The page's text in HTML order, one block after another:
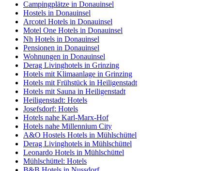
Campingplätze in Donauinsel
Hostels in Donauinsel
Arcotel Hotels in Donauinsel
Motel One Hotels in Donauinsel
Nh Hotels in Donauinsel
Pensionen in Donauinsel
Wohnungen in Donauinsel
Derag Livinghotels in Grinzing
Hotels mit Klimaanlage in Grinzing
Hotels mit Frühstück in Heiligenstadt
Hotels mit Sauna in Heiligenstadt
Heiligenstadt: Hotels
Josefsdorf: Hotels
Hotels nahe Karl-Marx-Hof
Hotels nahe Millennium City
A&O Hostels Hotels in Mühlschüttel
Derag Livinghotels in Mühlschüttel
Leonardo Hotels in Mühlschüttel
Mühlschüttel: Hotels